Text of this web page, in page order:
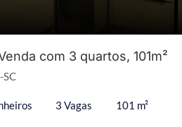
com 3 quartos, 101m²
SC
3 Vagas 101 m²